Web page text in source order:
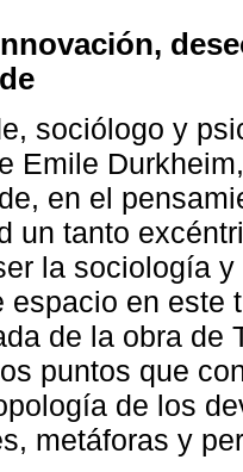
sociólogo y
Emile
en el
un tanto
la sociología
espacio en este
de la obra de
puntos que
de los
metáforas y